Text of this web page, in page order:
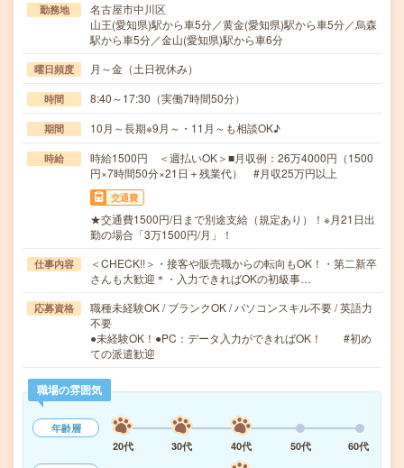
勤務地
名古屋市中川区
山王(愛知県)駅から車5分／黄金(愛知県)駅から車5分／烏森
駅から車5分／金山(愛知県)駅から車6分
曜日頻度 月～金（土日祝休み）
時間 8:40～17:30（実働7時間50分）
期間 10月～長期※9月～・11月～も相談OK♪
時給
時給1500円 ＜週払いOK＞■月収例：26万4000円（1500
円×7時間50分×21日＋残業代） #月収25万円以上
交通費
★交通費1500円/日まで別途支給（規定あり）！※月21日出
勤の場合「3万1500円/月」！
仕事内容
＜CHECK!!＞・接客や販売職からの転向もOK！・第二新卒
さんも大歓迎＊・入力できればOKの初級事…
応募資格
職種未経験OK / ブランクOK / パソコンスキル不要 / 英語力
不要
●未経験OK！●PC：データ入力ができればOK！ #初め
ての派遣歓迎
職場の雰囲気
年齢層
20代
30代 40代 50代
60代